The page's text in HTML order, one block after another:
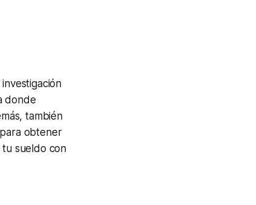
donde
también
para obtener
tu sueldo con